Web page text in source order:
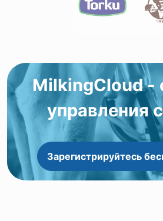
MilkingCloud -
управления
Зарегистрируйтесь